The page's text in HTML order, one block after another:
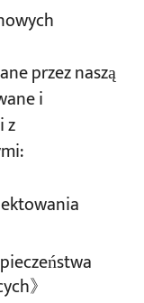
przez naszą
i
z
》